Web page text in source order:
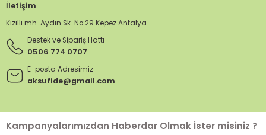
İletişim
Kızıllı mh. Aydın Sk. No:29 Kepez Antalya
Destek ve Sipariş Hattı
0506 774 0707
E-posta Adresimiz
aksufide@gmail.com
Kampanyalarımızdan Haberdar Olmak İster misiniz ?